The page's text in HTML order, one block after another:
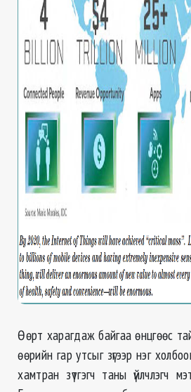
Өөрт харагдаж байгаа өнцгөөс
өөрийн гар утсыг зүгээр нэг
хамтран зүтгэгч таны үйлчлэгч